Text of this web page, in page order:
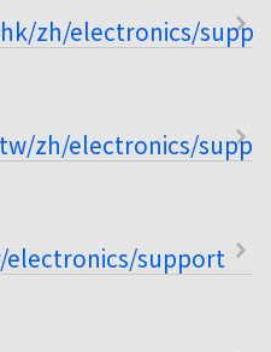
zh/electronics/
zh/electronics/
electronics/support